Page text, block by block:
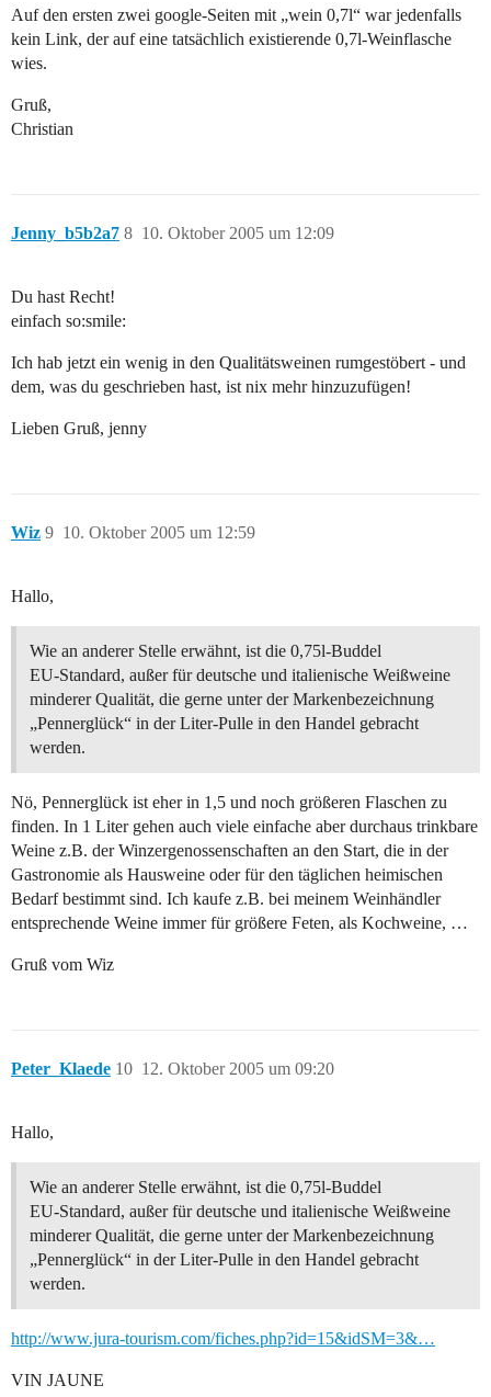
Auf den ersten zwei google-Seiten mit „wein 0,7l“ war jedenfalls
kein Link, der auf eine tatsächlich existierende 0,7l-Weinflasche
wies.
Gruß,
Christian
Jenny_b5b2a7 10. Oktober 2005 um 12:09
8
Du hast Recht!
einfach so:smile:
Ich hab jetzt ein wenig in den Qualitätsweinen rumgestöbert - und
dem, was du geschrieben hast, ist nix mehr hinzuzufügen!
Lieben Gruß, jenny
Wiz 10. Oktober 2005 um 12:59
9
Hallo,
Wie an anderer Stelle erwähnt, ist die 0,75l-Buddel
EU-Standard, außer für deutsche und italienische Weißweine
minderer Qualität, die gerne unter der Markenbezeichnung
„Pennerglück“ in der Liter-Pulle in den Handel gebracht
werden.
Nö, Pennerglück ist eher in 1,5 und noch größeren Flaschen zu
finden. In 1 Liter gehen auch viele einfache aber durchaus trinkbare
Weine z.B. der Winzergenossenschaften an den Start, die in der
Gastronomie als Hausweine oder für den täglichen heimischen
Bedarf bestimmt sind. Ich kaufe z.B. bei meinem Weinhändler
entsprechende Weine immer für größere Feten, als Kochweine, …
Gruß vom Wiz
Peter_Klaede 12. Oktober 2005 um 09:20
10
Hallo,
Wie an anderer Stelle erwähnt, ist die 0,75l-Buddel
EU-Standard, außer für deutsche und italienische Weißweine
minderer Qualität, die gerne unter der Markenbezeichnung
„Pennerglück“ in der Liter-Pulle in den Handel gebracht
werden.
http://www.jura-tourism.com/fiches.php?id=15&idSM=3&…
VIN JAUNE